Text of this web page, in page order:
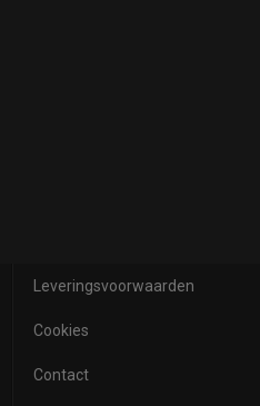
Leveringsvoorwaarden
Cookies
Contact